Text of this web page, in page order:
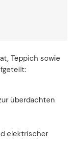
Teppich sowie
überdachten
elektrischer